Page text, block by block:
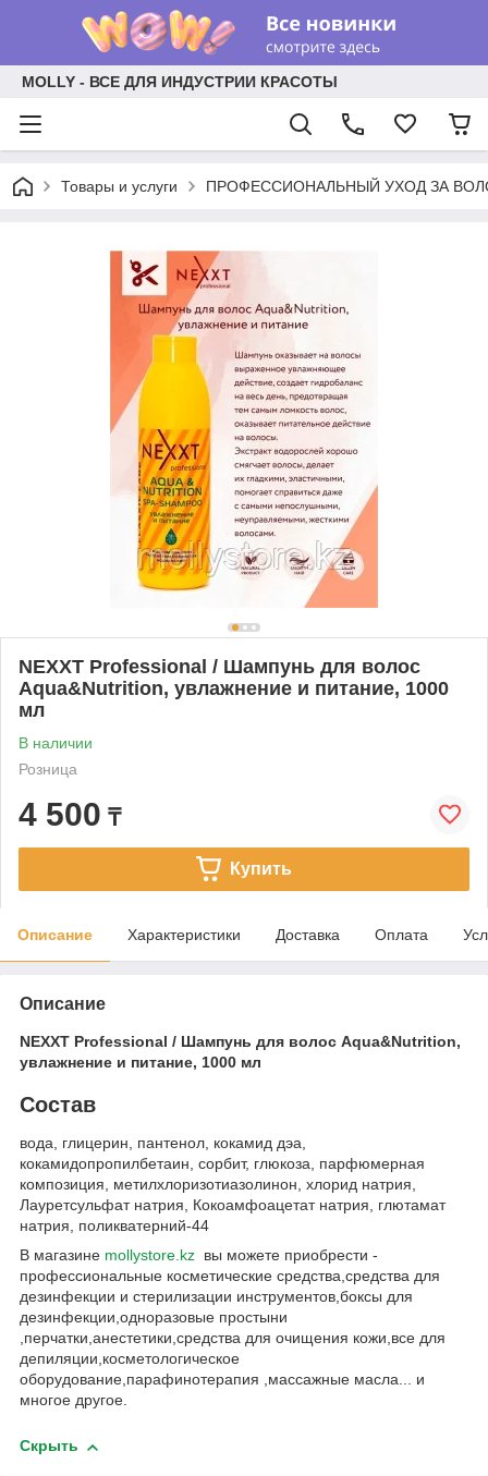
MOLLY - ВСЕ ДЛЯ ИНДУСТРИИ КРАСОТЫ
Товары и услуги ПРОФЕССИОНАЛЬНЫЙ УХОД ЗА
NEXXT Professional / Шампунь для волос
Aqua&Nutrition, увлажнение и питание, 1000
мл
В наличии
Розница
4 500 ₸
Купить
Описание Характеристики Доставка Оплата
Описание
NEXXT Professional / Шампунь для волос Aqua&Nutrition,
увлажнение и питание, 1000 мл
Состав
вода, глицерин, пантенол, кокамид дэа,
кокамидопропилбетаин, сорбит, глюкоза, парфюмерная
композиция, метилхлоризотиазолинон, хлорид натрия,
Лауретсульфат натрия, Кокоамфоацетат натрия, глютамат
натрия, поликватерний-44
В магазине mollystore.kz вы можете приобрести -
профессиональные косметические средства,средства для
дезинфекции и стерилизации инструментов,боксы для
дезинфекции,одноразовые простыни
,перчатки,анестетики,средства для очищения кожи,все для
депиляции,косметологическое
оборудование,парафинотерапия ,массажные масла... и
многое другое.
Скрыть